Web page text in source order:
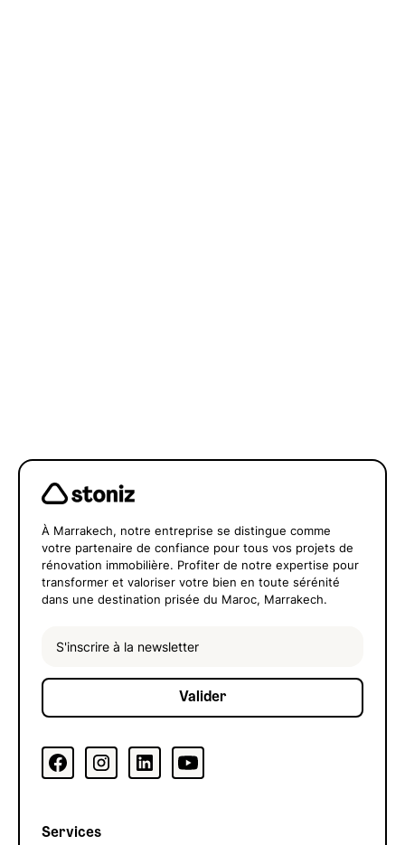
À Marrakech, notre entreprise se distingue comme
votre partenaire de confiance pour tous vos projets de
rénovation immobilière. Profiter de notre expertise pour
transformer et valoriser votre bien en toute sérénité
dans une destination prisée du Maroc, Marrakech.
Services